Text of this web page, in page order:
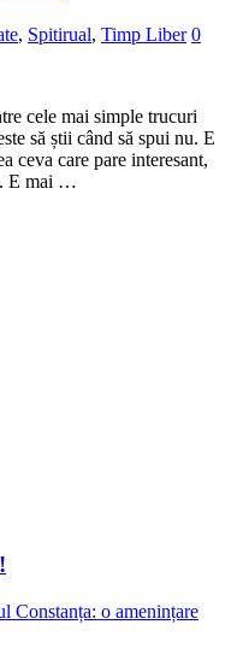
, Spitirual, Timp Liber 0
cele mai simple trucuri
să știi când să spui nu. E
ceva care pare interesant,
E mai …